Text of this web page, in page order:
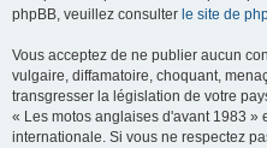
phpBB, veuillez consulter le site de
Vous acceptez de ne publier aucun
vulgaire, diffamatoire, choquant,
transgresser la législation de votre
« Les motos anglaises d'avant 1983 »
internationale. Si vous ne respectez